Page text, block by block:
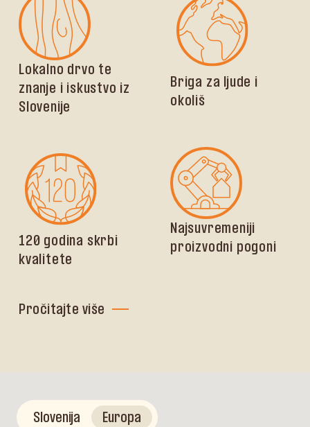
Lokalno drvo te
znanje i iskustvo iz
Slovenije
Briga za ljude i
okoliš
120 godina skrbi
kvalitete
Najsuvremeniji
proizvodni pogoni
Pročitajte više
Slovenija Europa